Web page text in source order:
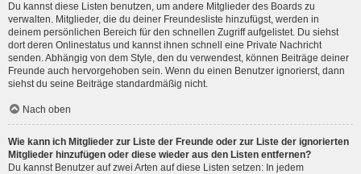
Du kannst diese Listen benutzen, um andere Mitglieder des Boards zu
verwalten. Mitglieder, die du deiner Freundesliste hinzufügst, werden in
deinem persönlichen Bereich für den schnellen Zugriff aufgelistet. Du siehst
dort deren Onlinestatus und kannst ihnen schnell eine Private Nachricht
senden. Abhängig von dem Style, den du verwendest, können Beiträge deiner
Freunde auch hervorgehoben sein. Wenn du einen Benutzer ignorierst, dann
siehst du seine Beiträge standardmäßig nicht.
Nach oben
Wie kann ich Mitglieder zur Liste der Freunde oder zur Liste der ignorierten
Mitglieder hinzufügen oder diese wieder aus den Listen entfernen?
Du kannst Benutzer auf zwei Arten auf diese Listen setzen: In jedem